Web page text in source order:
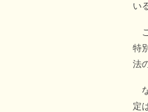
い
特
法
定